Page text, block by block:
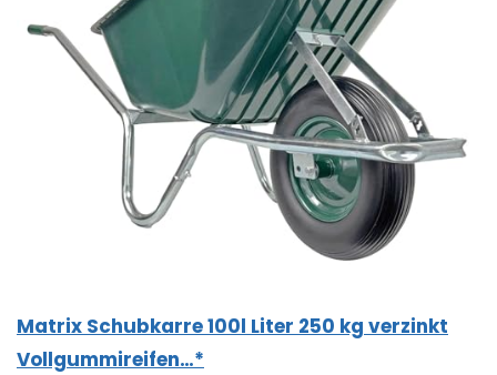
Matrix Schubkarre 100l Liter 250 kg verzinkt
Vollgummireifen…*